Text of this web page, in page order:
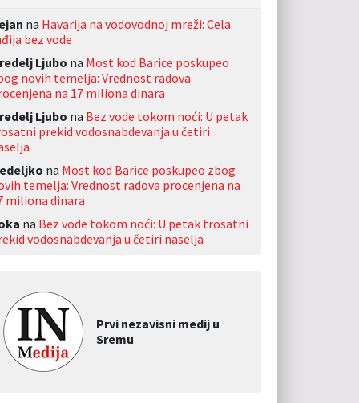
na Havarija na vodovodnoj mreži: Cela
bez vode
Ljubo na Most kod Barice poskupeo
novih temelja: Vrednost radova
na 17 miliona dinara
Ljubo na Bez vode tokom noći: U petak
prekid vodosnabdevanja u četiri
na Most kod Barice poskupeo zbog
temelja: Vrednost radova procenjena na
miliona dinara
na Bez vode tokom noći: U petak trosatni
vodosnabdevanja u četiri naselja
Prvi nezavisni medij u
Sremu